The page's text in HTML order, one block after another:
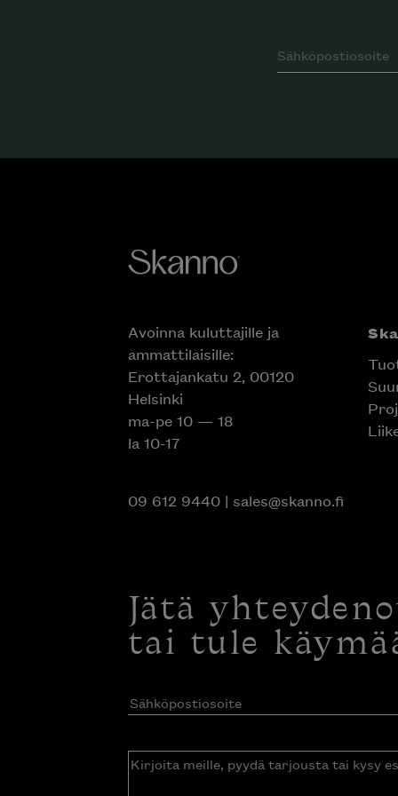
Avoinna kuluttajille ja
ammattilaisille:
Erottajankatu 2, 00120
Helsinki
ma-pe 10 — 18
la 10-17
09 612 9440| sales@skanno.fi
Jätä
tai tule
Sähköpostiosoite(Pakollinen)
Kirjoita